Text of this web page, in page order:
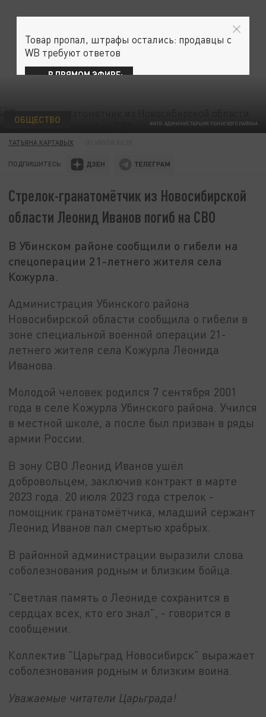
ФОТО: АДМИНИСТАРЦИЯ УБИНСКОГО РАЙОНА
ОБЩЕСТВО
ТАТЬЯНА КАРТАВЫХ
ПОДПИШИТЕСЬ:
Стрелок-гранатомётчик из Новосибирской
области Леонид Иванов погиб на СВО
В Убинском районе сообщили о гибели на
спецоперации 21-летнего жителя села
Кожурла.
Администрация Убинского района
Новосибирской области сообщила о гибели в
зоне специальной военной операции 21-
летнего жителя села Кожурла Леонида
Иванова.
Молодой человек родился 7 сентября 2001
года в селе Кожурла Убинского района. Учился
в местной школе, а после был призван в ряды
армии России.
В зону СВО Леонид Иванов ушёл
добровольцем, заключив контракт в марте
2023 года. 20 июля 2023 года стрелок -
помощник гранатомётчика, младший сержант
Леонид Иванов пал смертью храбрых.
В районной администрации выразили слова
соболезнования родным и близким бойца.
"Светлая память о Леониде сохранится в
сердцах всех, кто его знал", - говорится в
сообщении.
Коллектив "Царьград Новосибирск" выражает
соболезнования родным и близким воина.
Уважаемые читатели Царьграда!
Товар пропал, штрафы остались: продавцы с
WB требуют ответов
В ПРЯМОМ ЭФИРЕ: